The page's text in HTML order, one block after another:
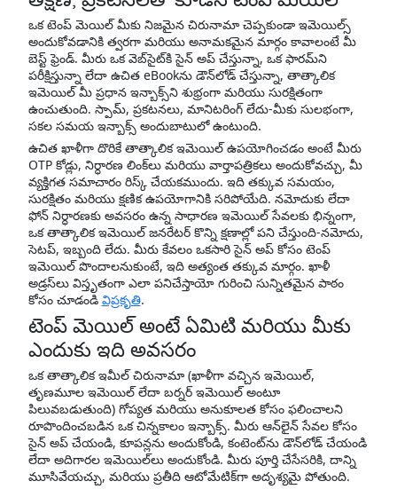
ఒక టెంప్ మెయిల్ మీకు నిజమైన చిరునామా చెప్పకుండా ఇమెయిల్స్
అందుకోవడానికి త్వరగా మరియు అనామకమైన మార్గం కావాలంటే మీ
బెస్ట్ ఫ్రెండ్. మీరు ఒక వెబ్‌సైట్‌కి సైన్ అప్ చేస్తున్నా, ఒక ఫారమ్‌ని
పరీక్షిస్తున్నా లేదా ఉచిత eBook‌ను డౌన్‌లోడ్ చేస్తున్నా, తాత్కాలిక
ఇమెయిల్ మీ ప్రధాన ఇన్బాక్స్‌ని శుభ్రంగా మరియు సురక్షితంగా
ఉంచుతుంది. స్పామ్, ప్రకటనలు, మానిటరింగ్ లేదు-మీకు సులభంగా,
సకల సమయ ఇన్బాక్స్ అందుబాటులో ఉంటుంది.
ఉచిత ఖాళీగా దొరికే తాత్కాలిక ఇమెయిల్ ఉపయోగించడం అంటే మీరు
OTP కోడ్లు, నిర్ధారణ లింక్‌లు మరియు వార్తాపత్రికలు అందుకోవచ్చు, మీ
వ్యక్తిగత సమాచారం రిస్క్ చేయకముందు. ఇది తక్కువ సమయం,
సురక్షితం మరియు క్షణిక ఉపయోగానికి సరిపోయేది. నమోదుకు లేదా
ఫోన్ నిర్ధారణకు అవసరం ఉన్న సాధారణ ఇమెయిల్ సేవలకు భిన్నంగా,
ఒక తాత్కాలిక ఇమెయిల్ జనరేటర్ కొన్ని క్షణాల్లో పని చేస్తుంది-నమోదు,
సెటప్, ఇబ్బంది లేదు. మీరు కేవలం ఒకసారి సైన్ అప్ కోసం టెంప్
ఇమెయిల్ పొందాలనుకుంటే, ఇది అత్యంత తక్కువ మార్గం. ఖాళీ
అడ్రస్‌లు విస్తృతంగా ఎలా పనిచేస్తాయో గురించి సున్నితమైన పాఠం
కోసం చూడండి విప్రకృతి.
టెంప్ మెయిల్ అంటే ఏమిటి మరియు మీకు
ఎందుకు ఇది అవసరం
ఒక తాత్కాలిక ఇమీల్ చిరునామా (ఖాళీగా వచ్చిన ఇమెయిల్,
తృణమూల ఇమెయిల్ లేదా బర్నర్ ఇమెయిల్ అంటూ
పిలువబడుతుంది) గోప్యత మరియు అనుకూలత కోసం ఫలించాలని
రూపొందించబడిన ఒక చిన్నకాలం ఇన్బాక్స్. మీరు ఆన్‌లైన్ సేవల కోసం
సైన్ అప్ చేయండి, కూపన్లను అందుకోండి, కంటెంట్‌ను డౌన్‌లోడ్ చేయండి
లేదా అదిగారల ఇమెయిల్‌లు అందుకోండి. మీరు పూర్తి చేసేసరికి, దాన్ని
మూసివేయచ్చు, మరియు ప్రతీది ఆటోమేటిక్‌గా అదృశ్యమై పోతుంది.